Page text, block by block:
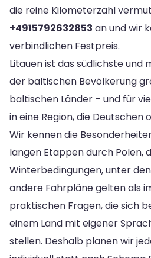
die reine Kilometerzahl
+4915792632853 an und wir
verbindlichen Festpreis.
Litauen ist das südlichste und
der baltischen Bevölkerung
baltischen Länder – und für
in eine Region, die
Wir kennen die
langen Etappen durch Polen,
Winterbedingungen, unter
andere Fahrpläne gelten als
praktischen Fragen, die sich
einem Land mit eigener
stellen. Deshalb planen wir